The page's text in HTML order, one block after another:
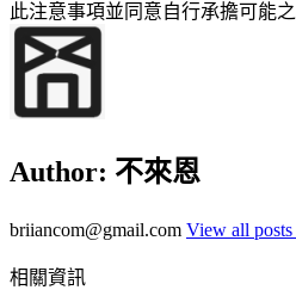
此注意事項並同意自行承擔可能
Author: 不來恩
briiancom@gmail.com View all
相關資訊